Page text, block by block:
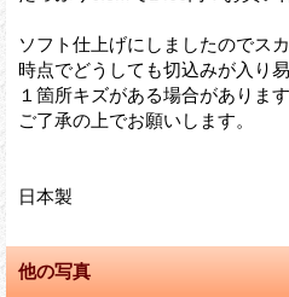
ソフト仕上げにしましたのでス
時点でどうしても切込みが入り
１箇所キズがある場合があります
ご了承の上でお願いします。
日本製
他の写真